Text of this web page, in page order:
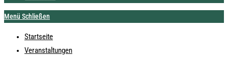
Menü Schließen
Startseite
Veranstaltungen